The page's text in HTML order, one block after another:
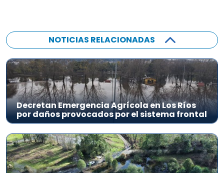
NOTICIAS RELACIONADAS
Decretan Emergencia Agrícola en Los Ríos
por daños provocados por el sistema frontal